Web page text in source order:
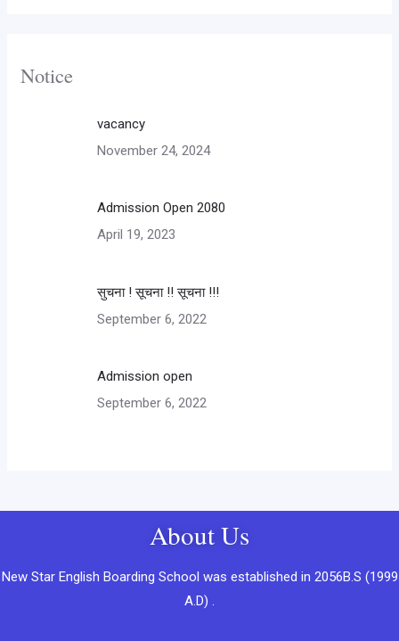
Notice
vacancy
November 24, 2024
Admission Open 2080
April 19, 2023
सुचना ! सूचना !! सूचना !!!
September 6, 2022
Admission open
September 6, 2022
About Us
New Star English Boarding School was established in 2056B.S (1999
A.D) .